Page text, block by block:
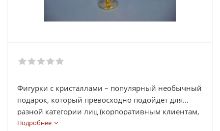
Фигурки с кристаллами – популярный необычный
подарок, который превосходно подойдет для
разной категории лиц (корпоративным клиентам,
руководителям, коллегам, партнерам и др.),
Подробнее